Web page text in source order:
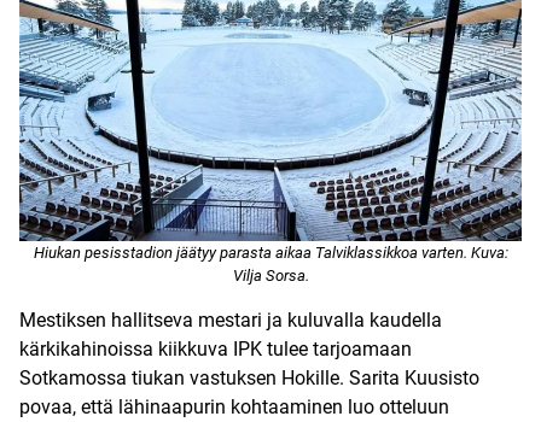
Hiukan pesisstadion jäätyy parasta aikaa Talviklassikkoa varten. Kuva:
Vilja Sorsa.
Mestiksen hallitseva mestari ja kuluvalla kaudella
kärkikahinoissa kiikkuva IPK tulee tarjoamaan
Sotkamossa tiukan vastuksen Hokille. Sarita Kuusisto
povaa, että lähinaapurin kohtaaminen luo otteluun